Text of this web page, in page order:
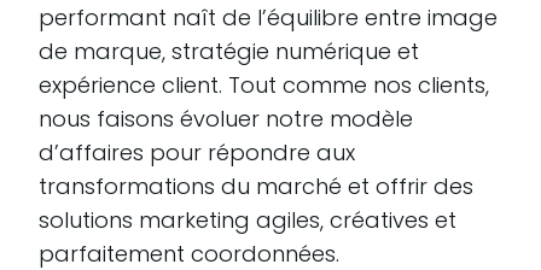
performant naît de l’équilibre entre image
de marque, stratégie numérique et
expérience client. Tout comme nos clients,
nous faisons évoluer notre modèle
d’affaires pour répondre aux
transformations du marché et offrir des
solutions marketing agiles, créatives et
parfaitement coordonnées.